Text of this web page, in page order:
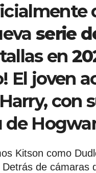
serie
en
El joven
con
de
Kitson como
de cámaras